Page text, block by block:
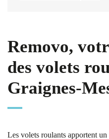
Removo,
des volets
Graignes-
Les volets roulants apportent